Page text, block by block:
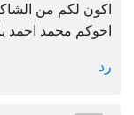
اكون لكم من
اخوكم محمد احمد
رد